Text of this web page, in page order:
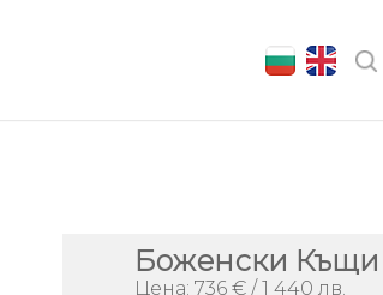
Боженски Къщи
Цена: 736 € / 1 440 лв.